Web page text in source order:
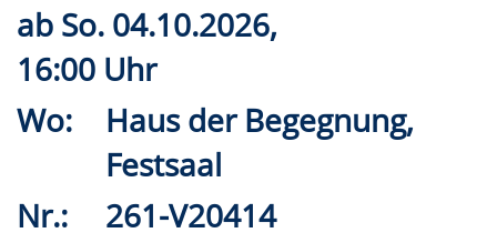
ab So. 04.10.2026,
16:00 Uhr
Wo:
Haus der Begegnung,
Festsaal
Nr.:
261-V20414